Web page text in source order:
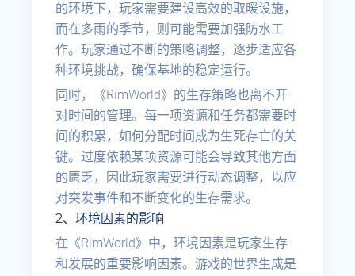
的环境下，玩家需要建设高效的取暖设施，
而在多雨的季节，则可能需要加强防水工
作。玩家通过不断的策略调整，逐步适应各
种环境挑战，确保基地的稳定运行。
同时，《RimWorld》的生存策略也离不开
对时间的管理。每一项资源和任务都需要时
间的积累，如何分配时间成为生死存亡的关
键。过度依赖某项资源可能会导致其他方面
的匮乏，因此玩家需要进行动态调整，以应
对突发事件和不断变化的生存需求。
2、环境因素的影响
在《RimWorld》中，环境因素是玩家生存
和发展的重要影响因素。游戏的世界生成是